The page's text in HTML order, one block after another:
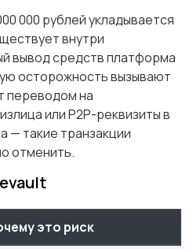
000 рублей укладывается
внутри
вывод средств платформа
осторожность вызывают
переводом на
или P2P-реквизиты в
— такие транзакции
отменить.
это риск